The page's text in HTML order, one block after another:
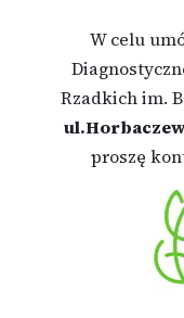
W celu
Rzadkich im.
proszę